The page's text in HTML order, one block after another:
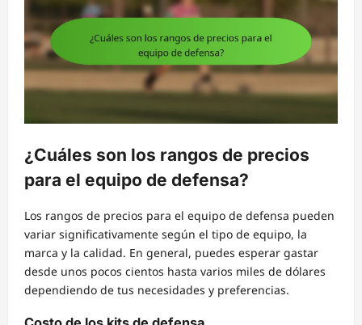
¿Cuáles son los rangos de precios
para el equipo de defensa?
Los rangos de precios para el equipo de defensa pueden
variar significativamente según el tipo de equipo, la
marca y la calidad. En general, puedes esperar gastar
desde unos pocos cientos hasta varios miles de dólares
dependiendo de tus necesidades y preferencias.